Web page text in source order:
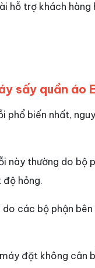
hỗ trợ khách
sấy quần áo
phổ biến nhất,
này thường do bộ
hỏng.
do các bộ phận
đặt không cân